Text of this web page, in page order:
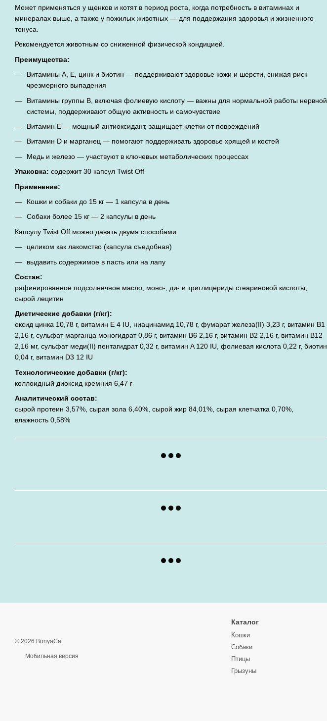
Может применяться у щенков и котят в период роста, когда потребность в витаминах и
минералах выше, а также у пожилых животных — для поддержания здоровья и жизненного
тонуса.
Рекомендуется животным со сниженной физической кондицией.
Преимущества:
Витамины A, E, цинк и биотин — поддерживают здоровье кожи и шерсти, снижая риск
чрезмерного выпадения
Витамины группы B, включая фолиевую кислоту — важны для нормальной работы нервной
системы, поддерживают общую активность и самочувствие
Витамин E — мощный антиоксидант, защищает клетки от повреждений
Витамин D и марганец — помогают поддерживать здоровье хрящей и костей
Медь и железо — участвуют в ключевых метаболических процессах
Упаковка: содержит 30 капсул Twist Off
Применение:
Кошки и собаки до 15 кг — 1 капсула в день
Собаки более 15 кг — 2 капсулы в день
Капсулу Twist Off можно давать двумя способами:
целиком как лакомство (капсула съедобная)
выдавить содержимое в пасть или на лапу
Состав:
рафинированное подсолнечное масло, моно-, ди- и триглицериды стеариновой кислоты,
сырой лецитин
Диетические добавки (г/кг):
оксид цинка 10,78 г, витамин E 4 IU, ниацинамид 10,78 г, фумарат железа(II) 3,23 г, витамин B1
2,16 г, сульфат марганца моногидрат 0,86 г, витамин B6 2,16 г, витамин B2 2,16 г, витамин B12
2,16 мг, сульфат меди(II) пентагидрат 0,32 г, витамин A 120 IU, фолиевая кислота 0,22 г, биотин
0,04 г, витамин D3 12 IU
Технологические добавки (г/кг):
коллоидный диоксид кремния 6,47 г
Аналитический состав:
сырой протеин 3,57%, сырая зола 6,40%, сырой жир 84,01%, сырая клетчатка 0,70%,
влажность 0,58%
© 2026 BonyaCat
Мобильная версия
Каталог
Кошки
Собаки
Птицы
Грызуны